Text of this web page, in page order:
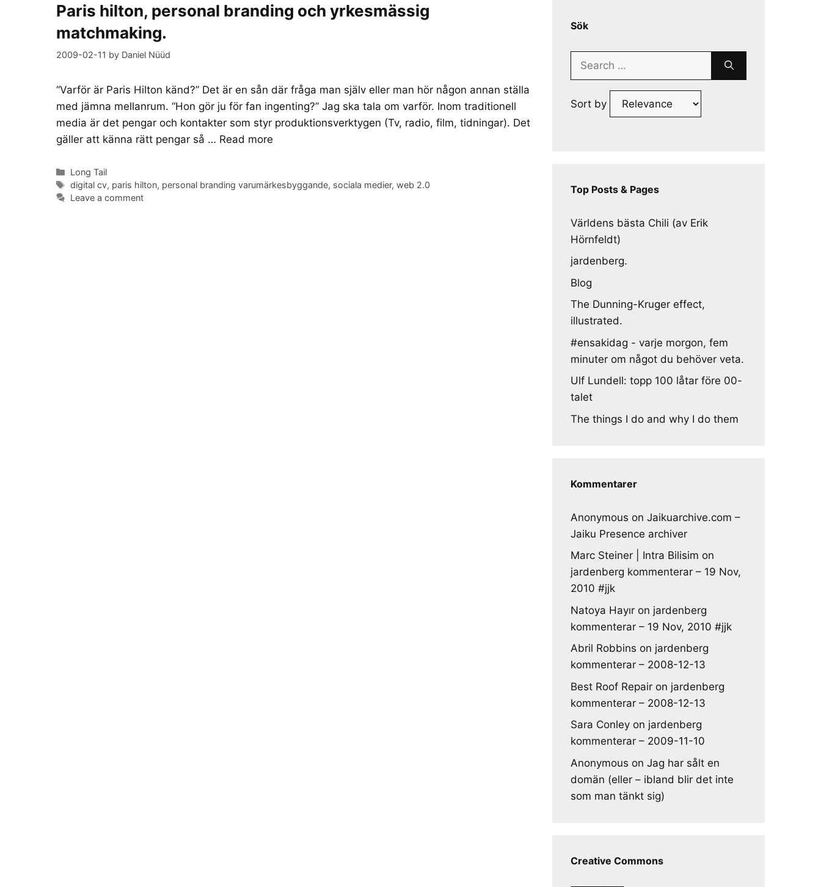
Paris hilton, personal branding och yrkesmässig
matchmaking.
2009-02-11 by Daniel Nüüd
“Varför är Paris Hilton känd?” Det är en sån där fråga man själv eller man hör någon annan ställa
med jämna mellanrum. “Hon gör ju för fan ingenting?” Jag ska tala om varför. Inom traditionell
media är det pengar och kontakter som styr produktionsverktygen (Tv, radio, film, tidningar). Det
gäller att känna rätt pengar så … Read more
Categories
Long Tail
Tags
digital cv, paris hilton, personal branding varumärkesbyggande, sociala medier,web 2.0
Leave a comment
Sök
Search
Sort by
Top Posts & Pages
Världens bästa Chili (av Erik
Hörnfeldt)
jardenberg.
Blog
The Dunning-Kruger effect,
illustrated.
#ensakidag - varje morgon, fem
minuter om något du behöver veta.
Ulf Lundell: topp 100 låtar före 00-
talet
The things I do and why I do them
Kommentarer
Anonymous on Jaikuarchive.com –
Jaiku Presence archiver
Marc Steiner | Intra Bilisim on
jardenberg kommenterar – 19 Nov,
2010 #jjk
Natoya Hayır on jardenberg
kommenterar – 19 Nov, 2010 #jjk
Abril Robbins on jardenberg
kommenterar – 2008-12-13
Best Roof Repair on jardenberg
kommenterar – 2008-12-13
Sara Conley on jardenberg
kommenterar – 2009-11-10
Anonymous on Jag har sålt en
domän (eller – ibland blir det inte
som man tänkt sig)
Creative Commons